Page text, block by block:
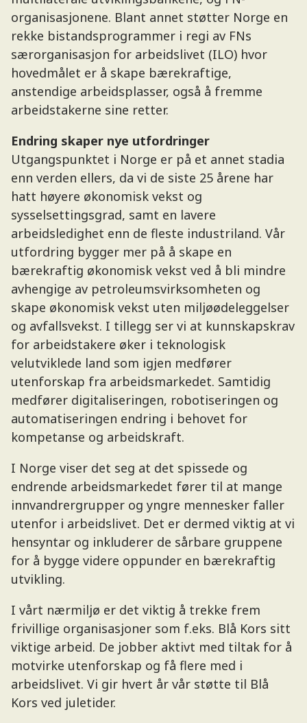
organisasjonene. Blant annet støtter Norge en
rekke bistandsprogrammer i regi av FNs
særorganisasjon for arbeidslivet (ILO) hvor
hovedmålet er å skape bærekraftige,
anstendige arbeidsplasser, også å fremme
arbeidstakerne sine retter.
Endring skaper nye utfordringer
Utgangspunktet i Norge er på et annet stadia
enn verden ellers, da vi de siste 25 årene har
hatt høyere økonomisk vekst og
sysselsettingsgrad, samt en lavere
arbeidsledighet enn de fleste industriland. Vår
utfordring bygger mer på å skape en
bærekraftig økonomisk vekst ved å bli mindre
avhengige av petroleumsvirksomheten og
skape økonomisk vekst uten miljøødeleggelser
og avfallsvekst. I tillegg ser vi at kunnskapskrav
for arbeidstakere øker i teknologisk
velutviklede land som igjen medfører
utenforskap fra arbeidsmarkedet. Samtidig
medfører digitaliseringen, robotiseringen og
automatiseringen endring i behovet for
kompetanse og arbeidskraft.
I Norge viser det seg at det spissede og
endrende arbeidsmarkedet fører til at mange
innvandrergrupper og yngre mennesker faller
utenfor i arbeidslivet. Det er dermed viktig at vi
hensyntar og inkluderer de sårbare gruppene
for å bygge videre oppunder en bærekraftig
utvikling.
I vårt nærmiljø er det viktig å trekke frem
frivillige organisasjoner som f.eks. Blå Kors sitt
viktige arbeid. De jobber aktivt med tiltak for å
motvirke utenforskap og få flere med i
arbeidslivet. Vi gir hvert år vår støtte til Blå
Kors ved juletider.